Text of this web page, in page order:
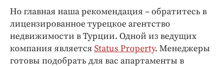
Но главная наша рекомендация – обратитесь в
лицензированное турецкое агентство
недвижимости в Турции. Одной из ведущих
компания является Status Property. Менеджеры
готовы подобрать для вас апартаменты в